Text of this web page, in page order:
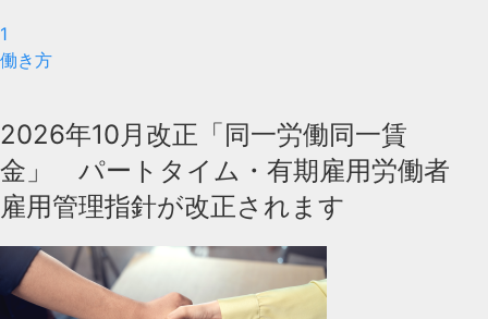
1
働き方
2026年10月改正「同一労働同一賃
金」 パートタイム・有期雇用労働者
雇用管理指針が改正されます